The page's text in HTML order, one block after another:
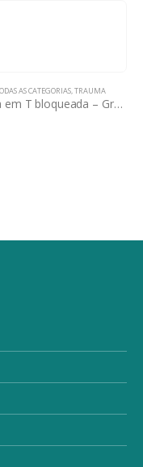
AS CATEGORIAS,TRAUMA
Placa em T bloqueada – Grandes Fragmentos